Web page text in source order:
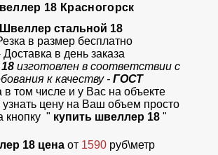
18 Красногорск
Швеллер стальной 18
в размер бесплатно
Доставка в день заказа
изготовлен в соответствии с
к качеству - ГОСТ
в том числе и у Вас на объекте
цену на Ваш объем просто
кнопку " купить швеллер 18 "
18 цена от1590 руб\метр